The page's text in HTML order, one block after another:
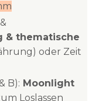
& thematische
oder Zeit
B): Moonlight
Loslassen